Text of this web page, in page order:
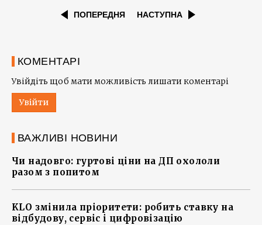
ПОПЕРЕДНЯ НАСТУПНА
КОМЕНТАРІ
Увійдіть щоб мати можливість лишати коментарі
Увійти
ВАЖЛИВІ НОВИНИ
Чи надовго: гуртові ціни на ДП охололи
разом з попитом
KLO змінила пріоритети: робить ставку на
відбудову, сервіс і цифровізацію